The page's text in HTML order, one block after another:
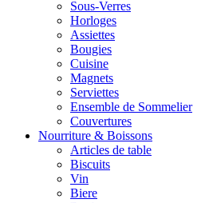
Sous-Verres
Horloges
Assiettes
Bougies
Cuisine
Magnets
Serviettes
Ensemble de Sommelier
Couvertures
Nourriture & Boissons
Articles de table
Biscuits
Vin
Biere